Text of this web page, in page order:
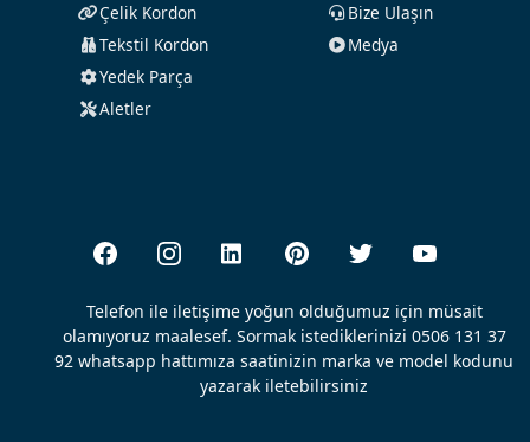
Çelik Kordon
Tekstil Kordon
Yedek Parça
Aletler
Bize Ulaşın
Medya
Telefon ile iletişime yoğun olduğumuz için müsait
olamıyoruz maalesef. Sormak istediklerinizi 0506 131 37
92 whatsapp hattımıza saatinizin marka ve model kodunu
yazarak iletebilirsiniz